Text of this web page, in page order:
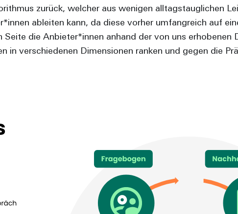
zurück, welcher aus wenigen alltagstauglichen
ableiten kann, da diese vorher umfangreich auf
die Anbieter*innen anhand der von uns erhobenen
in verschiedenen Dimensionen ranken und gegen die